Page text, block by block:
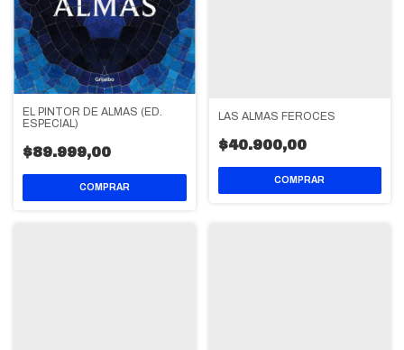
EL PINTOR DE ALMAS (ED.
ESPECIAL)
$89.999,00
LAS ALMAS FEROCES
$40.900,00